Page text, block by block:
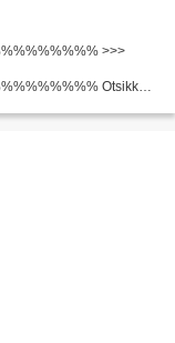
>>>
Otsikko:
Ethan Hawke...